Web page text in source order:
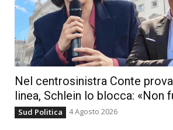
Nel centrosinistra Conte
linea, Schlein lo blocca: «Non
Sud Politica 4 Agosto 2026